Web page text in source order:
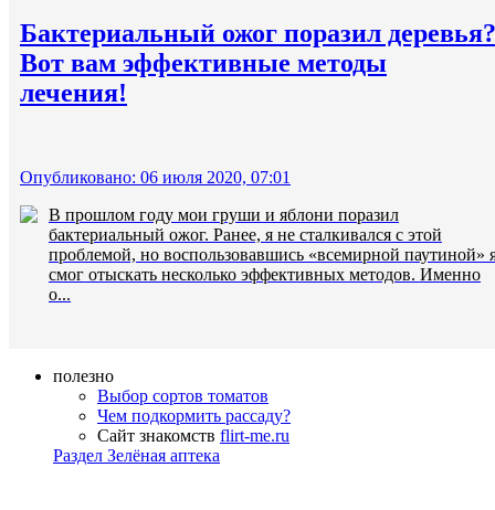
Бактериальный ожог поразил деревья?
Вот вам эффективные методы
лечения!
Опубликовано: 06 июля 2020, 07:01
В прошлом году мои груши и яблони поразил
бактериальный ожог. Ранее, я не сталкивался с этой
проблемой, но воспользовавшись «всемирной паутиной»
смог отыскать несколько эффективных методов. Именно
о...
полезно
Выбор сортов томатов
Чем подкормить рассаду?
Сайт знакомств flirt-me.ru
Раздел Зелёная аптека